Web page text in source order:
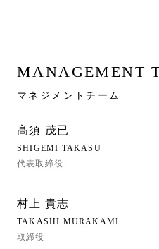
MANAGEMENT
マネジメントチーム
髙須 茂已
SHIGEMI TAKASU
代表取締役
村上 貴志
TAKASHI MURAKAMI
取締役